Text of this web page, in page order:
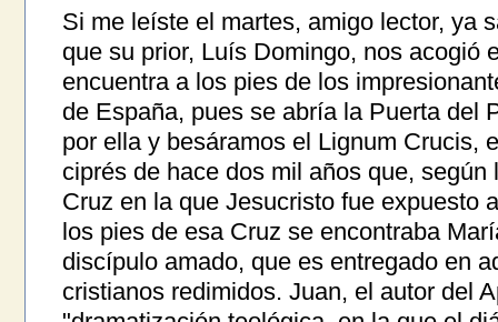
Si me leíste el martes, amigo lector, ya
que su prior, Luís Domingo, nos acogió
encuentra a los pies de los
de España, pues se abría la Puerta del
por ella y besáramos el Lignum Crucis,
ciprés de hace dos mil años que,
Cruz en la que Jesucristo fue expuesto
los pies de esa Cruz se encontraba
discípulo amado, que es entregado en
cristianos redimidos. Juan, el autor del